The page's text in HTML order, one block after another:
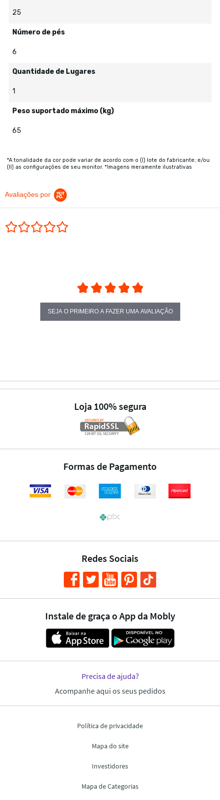
25
Número de pés
6
Quantidade de Lugares
1
Peso suportado máximo (kg)
65
*A tonalidade da cor pode variar de acordo com o (I) lote do fabricante; e/ou
(II) as configurações de seu monitor. *Imagens meramente ilustrativas
Avaliações por
SEJA O PRIMEIRO A FAZER UMA AVALIAÇÃO